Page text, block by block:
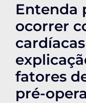
Entenda
ocorrer
fatores
pré-